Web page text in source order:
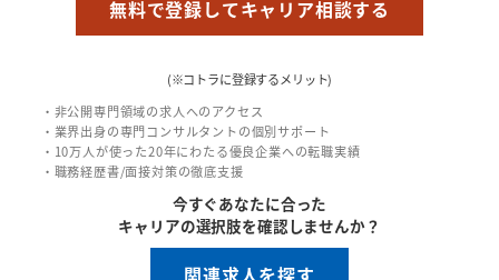
無料で登録してキャリア相談する
(※コトラに登録するメリット)
・非公開専門領域の求人へのアクセス
・業界出身の専門コンサルタントの個別サポート
・10万人が使った20年にわたる優良企業への転職実績
・職務経歴書/面接対策の徹底支援
今すぐあなたに合った
キャリアの選択肢を確認しませんか？
関連求人を探す